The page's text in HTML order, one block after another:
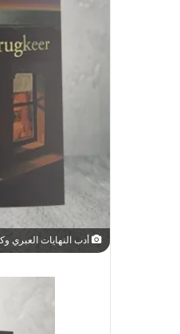
أدب النهايات العبري